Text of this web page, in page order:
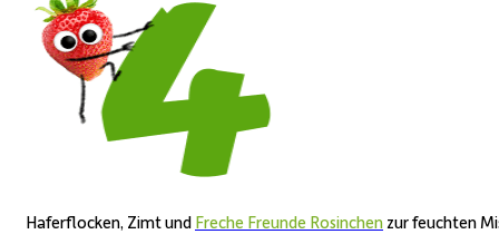
Haferflocken, Zimtund Freche Freunde Rosinchen zur feuchten